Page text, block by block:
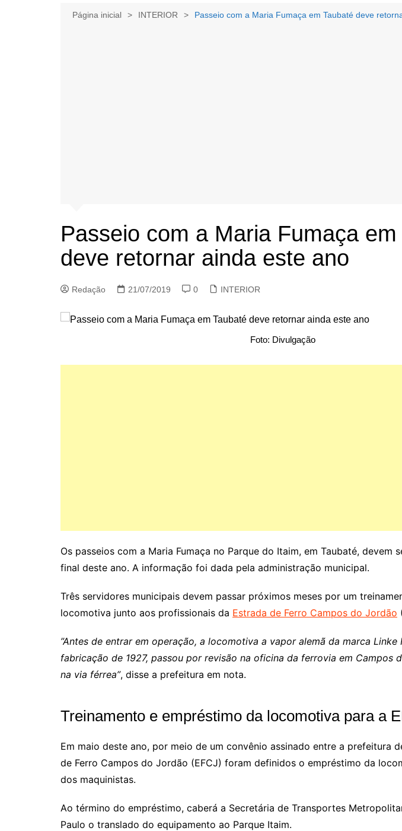
Página inicial INTERIOR Passeio com a Maria Fumaça em Taubaté deve
Passeio com a Maria Fumaça em
deve retornar ainda este ano
Redação 21/07/2019 0 INTERIOR
Foto: Divulgação
Os passeios com a Maria Fumaça no Parque do Itaim, em Taubaté, devem
final deste ano. A informação foi dada pela administração municipal.
Três servidores municipais devem passar próximos meses por um
locomotiva junto aos profissionais da Estrada de Ferro Campos do Jordão
”Antes de entrar em operação, a locomotiva a vapor alemã da marca
fabricação de 1927, passou por revisão na oficina da ferrovia em Campos
na via férrea”, disse a prefeitura em nota.
Treinamento e empréstimo da locomotiva para a
Em maio deste ano, por meio de um convênio assinado entre a prefeitura
de Ferro Campos do Jordão (EFCJ) foram definidos o empréstimo da
dos maquinistas.
Ao término do empréstimo, caberá a Secretária de Transportes
Paulo o translado do equipamento ao Parque Itaim.